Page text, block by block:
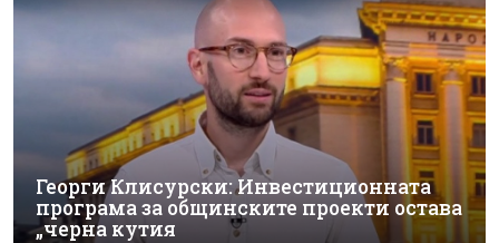
Георги Клисурски: Инвестиционната
програма за общинските проекти остава
„черна кутия